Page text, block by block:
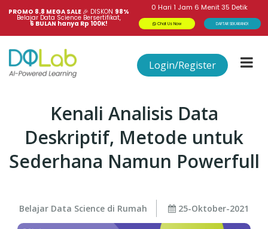
PROMO 8.8 MEGA SALE 🎉 DISKON 98%
Belajar Data Science Bersertifikat,
6 BULAN hanya Rp 100K!
0 Hari 1 Jam 6 Menit34 Detik
Chat Us Now DAFTAR SEKARANG!
Login/Register
Kenali Analisis Data
Deskriptif, Metode untuk
Sederhana Namun Powerfull
Belajar Data Science di Rumah 25-Oktober-2021